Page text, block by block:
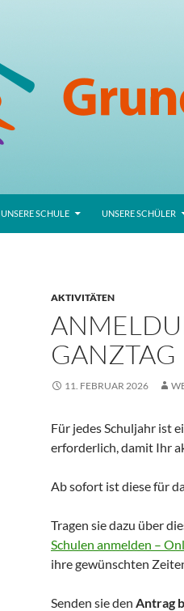
UNSERE SCHULE UNSERE SCHÜLER
AKTIVITÄTEN
GANZTAG
11. FEBRUAR 2026
Für jedes Schuljahr ist
erforderlich, damit Ihr
Ab sofort ist diese für
Tragen sie dazu über
Schulen anmelden –
ihre gewünschten
Senden sie den Antrag